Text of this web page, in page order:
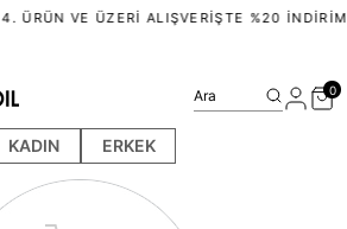
4. ÜRÜN VE ÜZERI ALIŞVERIŞTE %20 İNDIRIM
KADIN ERKEK
Ara 0